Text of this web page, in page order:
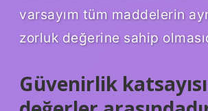
varsayım tüm maddelerin
zorluk değerine sahip
Güvenirlik